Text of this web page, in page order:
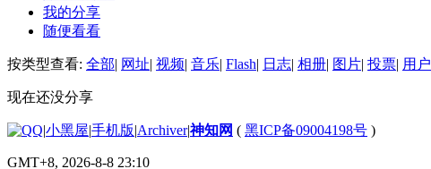
我的分享
随便看看
按类型查看: 全部| 网址| 视频| 音乐| Flash| 日志| 相册| 图片| 投票| 用户
现在还没分享
|小黑屋|手机版|Archiver|神知网 ( 黑ICP备09004198号 )
GMT+8, 2026-8-8 23:10